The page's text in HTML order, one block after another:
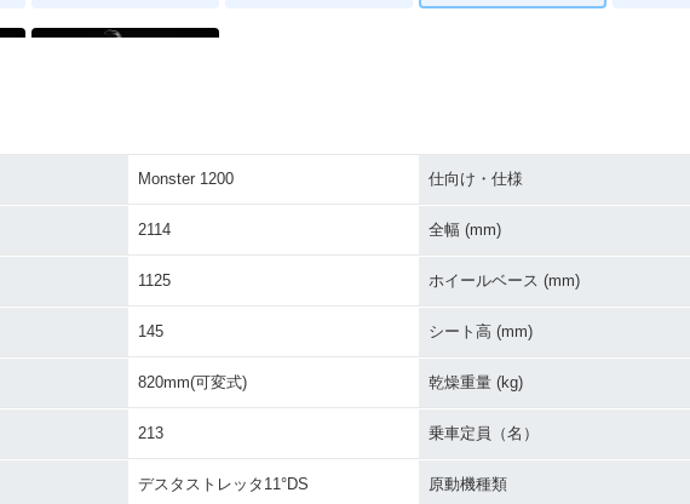
2014年 Monster 1200・
Monster 1200 仕向け・仕様
2114 全幅 (mm)
1125 ホイールベース (mm)
145 シート高 (mm)
820mm(可変式) 乾燥重量 (kg)
213 乗車定員（名）
デスタストレッタ11°DS 原動機種類